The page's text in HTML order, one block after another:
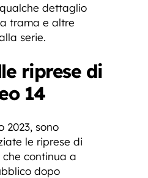
dettaglio
trama e altre
serie.
riprese di
14
2023, sono
le riprese di
che continua a
dopo